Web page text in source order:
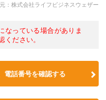
：株式会社ライフビジネスウェザー
なっている場合がありま
ださい。
電話番号を確認する